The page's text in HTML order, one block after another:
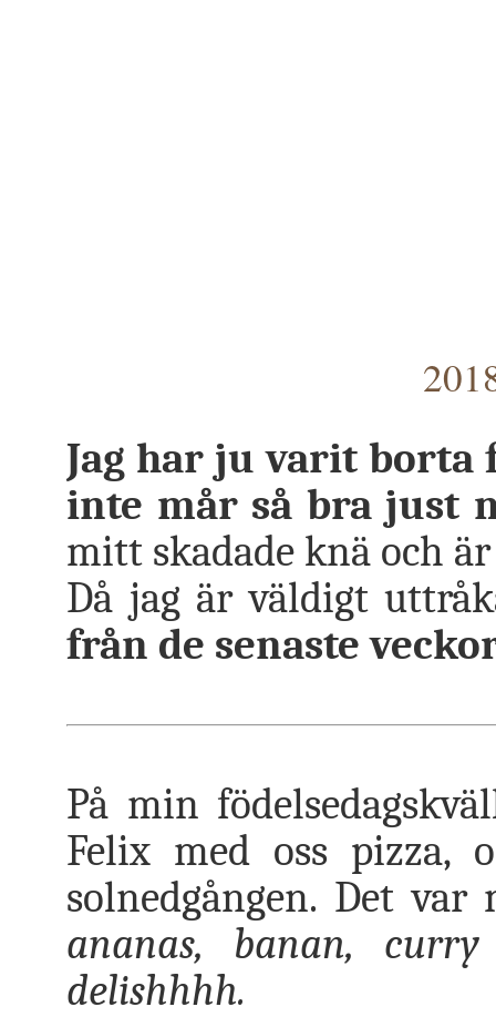
Jag har ju varit borta
inte mår så bra just
mitt skadade knä och
Då jag är väldigt
från de senaste
På min
Felix med oss
solnedgången. Det
ananas, banan,
delishhhh.